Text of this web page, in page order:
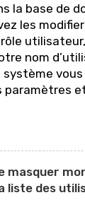
la base de
les
nom
système
paramètres
masquer
liste des